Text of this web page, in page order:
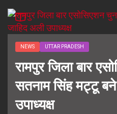
NEWS UTTAR PRADESH
रामपुर जिला बार
सतनाम सिंह मट्टू
उपाध्यक्ष